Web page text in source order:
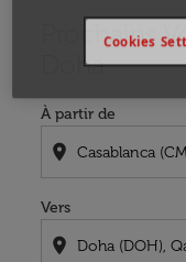
Prochains
Doha
À partir de
location_on
Vers
location_on
Aucun tarif
Cookies